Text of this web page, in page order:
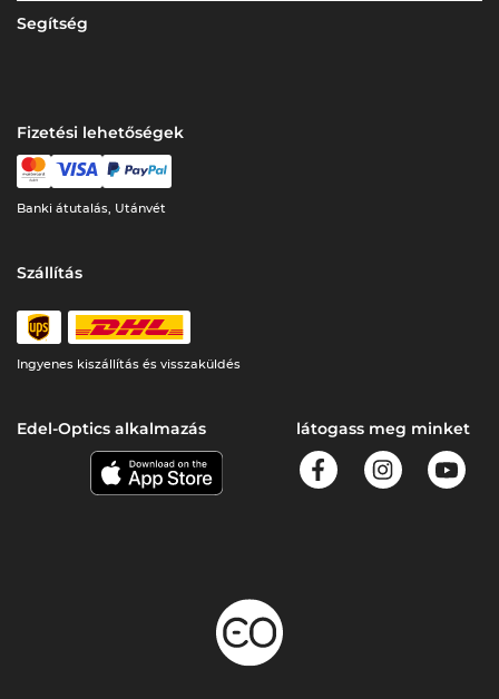
Segítség
Fizetési lehetőségek
Banki átutalás, Utánvét
Szállítás
Ingyenes kiszállítás és visszaküldés
Edel-Optics alkalmazás látogass meg minket